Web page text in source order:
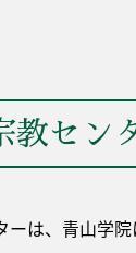
教セン
ーは、青山学